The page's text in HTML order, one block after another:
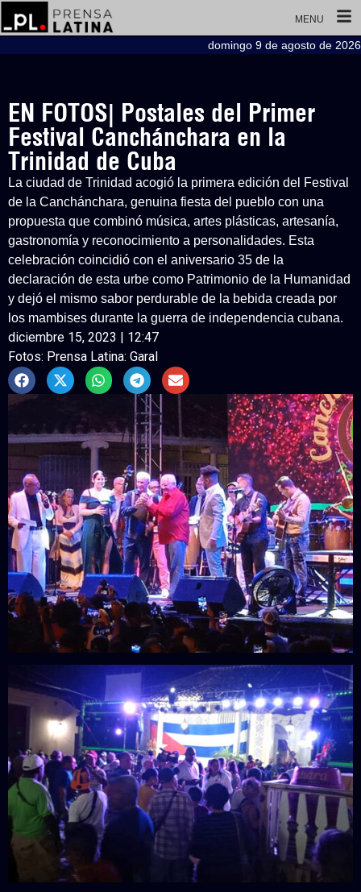
MENU
domingo 9 de agosto de 2026
EN FOTOS| Postales del Primer
Festival Canchánchara en la
Trinidad de Cuba
La ciudad de Trinidad acogió la primera edición del Festival
de la Canchánchara, genuina fiesta del pueblo con una
propuesta que combinó música, artes plásticas, artesanía,
gastronomía y reconocimiento a personalidades. Esta
celebración coincidió con el aniversario 35 de la
declaración de esta urbe como Patrimonio de la Humanidad
y dejó el mismo sabor perdurable de la bebida creada por
los mambises durante la guerra de independencia cubana.
diciembre 15, 2023 | 12:47
Fotos: Prensa Latina: Garal